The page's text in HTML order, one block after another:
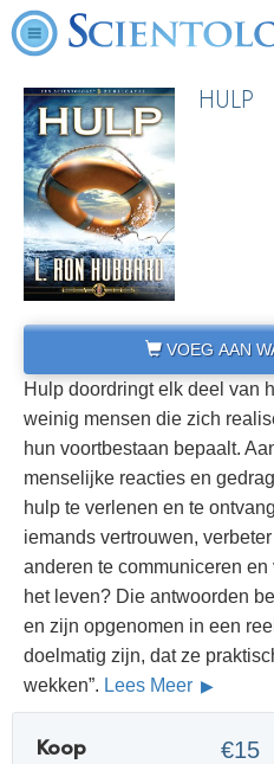
HULP
VOEG AAN
Hulp doordringt elk deel van
weinig mensen die zich
hun voortbestaan bepaalt.
menselijke reacties en
hulp te verlenen en te
iemands vertrouwen,
anderen te communiceren
het leven? Die antwoorden
en zijn opgenomen in een
doelmatig zijn, dat ze
wekken”. Lees Meer
Koop €15